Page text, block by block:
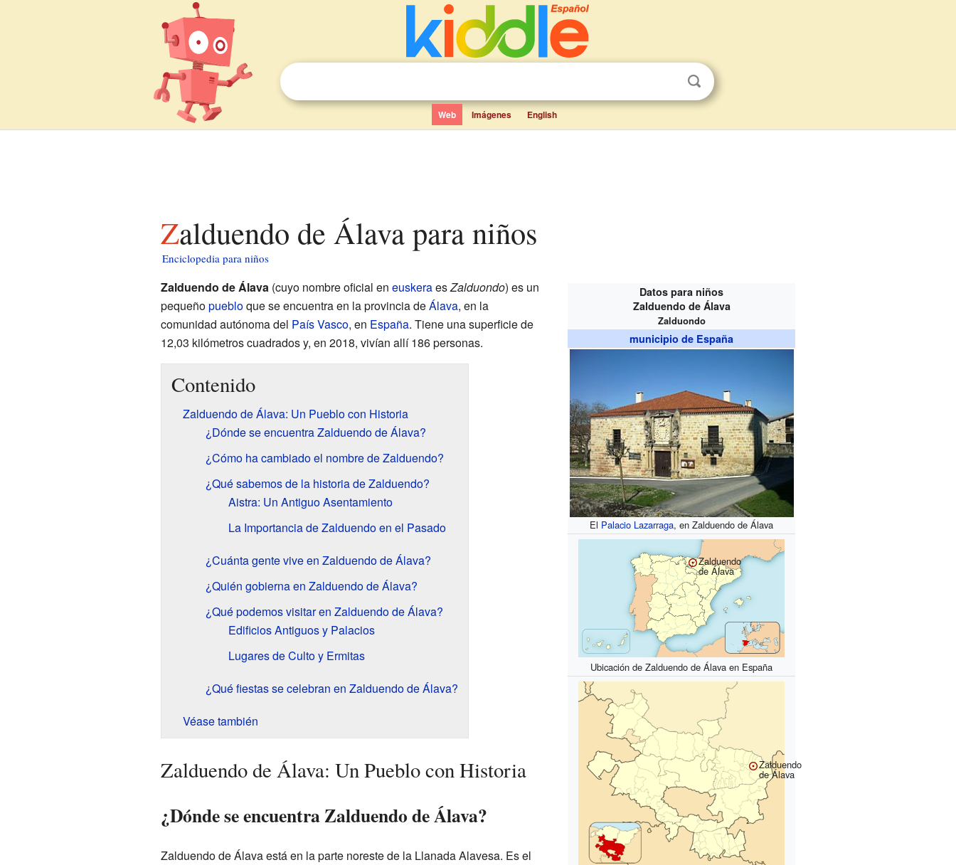
Web Imágenes English
Zalduendo de Álava para niños
Enciclopedia para niños
Datos para niños
Zalduendo de Álava
Zalduondo
municipio de España
El Palacio Lazarraga, en Zalduendo de Álava
Zalduendo
de Álava
Ubicación de Zalduendo de Álava en España
Zalduendo
de Álava
Zalduendo de Álava(cuyo nombre oficial en euskeraesZalduondo) es un
pequeñopuebloque se encuentra en la provincia deÁlava, en la
comunidad autónoma del País Vasco, en España. Tiene una superficie de
12,03 kilómetros cuadrados y, en 2018, vivían allí 186 personas.
Contenido
Zalduendo de Álava: Un Pueblo con Historia
¿Dónde se encuentra Zalduendo de Álava?
¿Cómo ha cambiado el nombre de Zalduendo?
¿Qué sabemos de la historia de Zalduendo?
Aistra: Un Antiguo Asentamiento
La Importancia de Zalduendo en el Pasado
¿Cuánta gente vive en Zalduendo de Álava?
¿Quién gobierna en Zalduendo de Álava?
¿Qué podemos visitar en Zalduendo de Álava?
Edificios Antiguos y Palacios
Lugares de Culto y Ermitas
¿Qué fiestas se celebran en Zalduendo de Álava?
Véase también
Zalduendo de Álava: Un Pueblo con Historia
¿Dónde se encuentra Zalduendo de Álava?
Zalduendo de Álava está en la parte noreste de la Llanada Alavesa. Es el